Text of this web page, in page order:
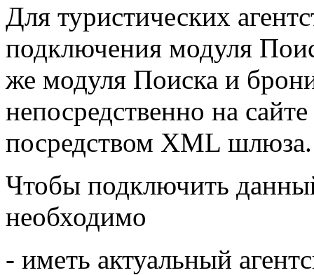
Для туристических
подключения модуля
же модуля Поиска и
непосредственно на
посредством XML шлюза.
Чтобы подключить
необходимо
- иметь актуальный